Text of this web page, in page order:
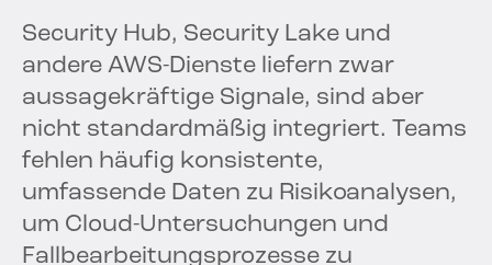
Security Hub, Security Lake und
andere AWS-Dienste liefern zwar
aussagekräftige Signale, sind aber
nicht standardmäßig integriert. Teams
fehlen häufig konsistente,
umfassende Daten zu Risikoanalysen,
um Cloud-Untersuchungen und
Fallbearbeitungsprozesse zu